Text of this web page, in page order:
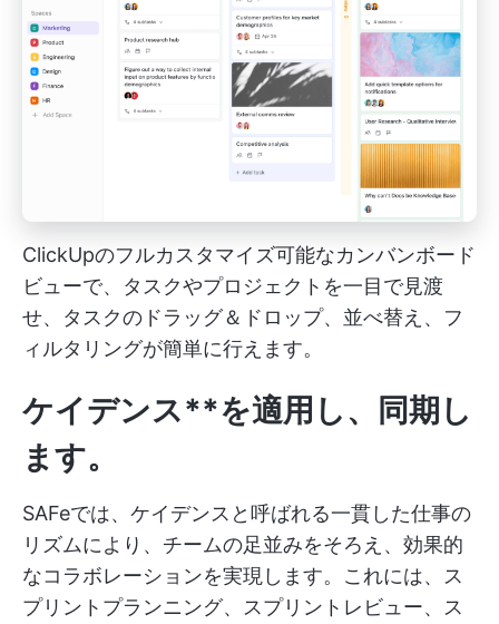
ClickUpのフルカスタマイズ可能なカンバンボード
ビューで、タスクやプロジェクトを一目で見渡
せ、タスクのドラッグ＆ドロップ、並べ替え、フ
ィルタリングが簡単に行えます。
ケイデンス**を適用し、同期し
ます。
SAFeでは、ケイデンスと呼ばれる一貫した仕事の
リズムにより、チームの足並みをそろえ、効果的
なコラボレーションを実現します。これには、ス
プリントプランニング、スプリントレビュー、ス